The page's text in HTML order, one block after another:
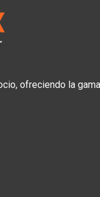
ofreciendo la